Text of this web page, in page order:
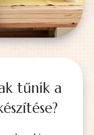
tűnik a